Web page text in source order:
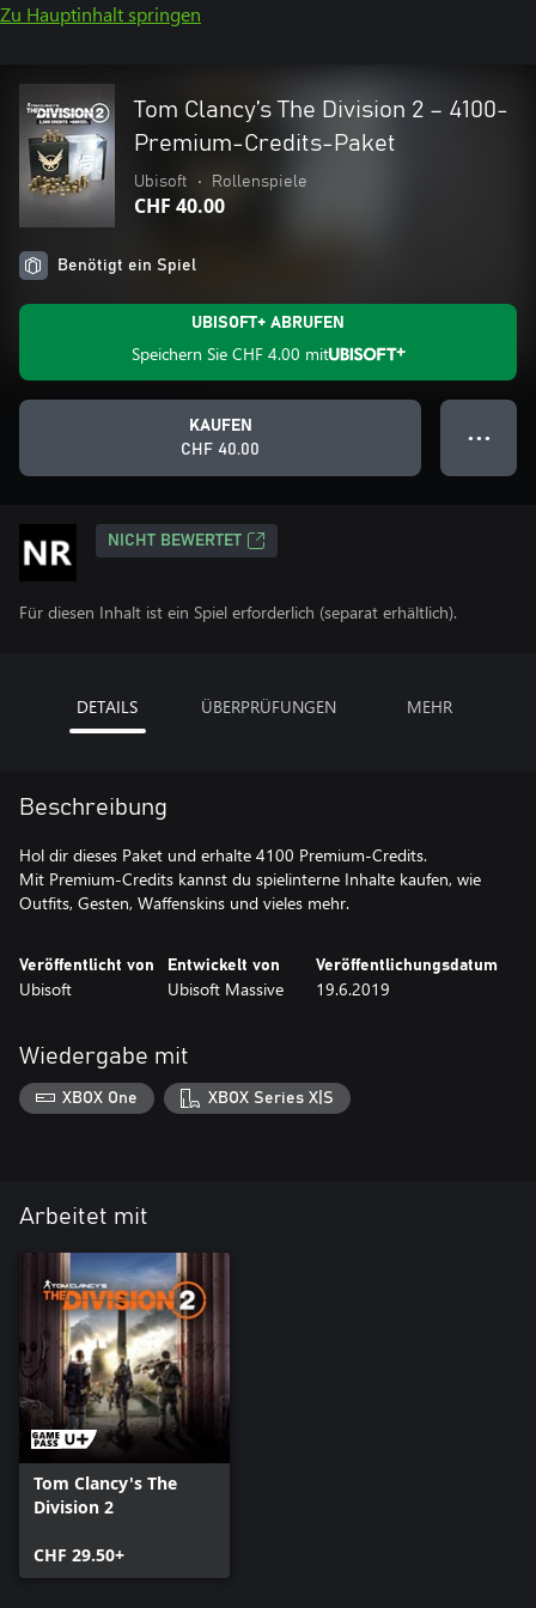
Zu Hauptinhalt springen
Tom Clancy’s The Division 2 – 4100-
Premium-Credits-Paket
Ubisoft • Rollenspiele
CHF 40.00
Benötigt ein Spiel
UBISOFT+ ABRUFEN
Speichern Sie CHF 4.00 mit
KAUFEN
CHF 40.00
● ● ●
NICHT BEWERTET
Für diesen Inhalt ist ein Spiel erforderlich (separat erhältlich).
DETAILS ÜBERPRÜFUNGEN MEHR
Beschreibung
Hol dir dieses Paket und erhalte 4100 Premium-Credits.
Mit Premium-Credits kannst du spielinterne Inhalte kaufen, wie
Outfits, Gesten, Waffenskins und vieles mehr.
Veröffentlicht von
Ubisoft
Entwickelt von
Ubisoft Massive
Veröffentlichungsdatum
19.6.2019
Wiedergabe mit
XBOX One XBOX Series X|S
Arbeitet mit
Tom Clancy's The
Division 2
CHF 29.50+